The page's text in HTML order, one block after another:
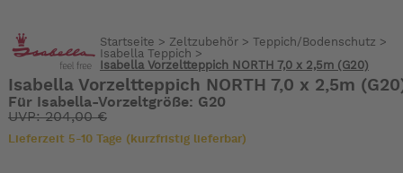
Startseite > Zeltzubehör> Teppich/Bodenschutz >
Isabella Teppich >
Isabella Vorzeltteppich NORTH 7,0 x 2,5m (G20)
Isabella Vorzeltteppich NORTH 7,0 x 2,5m
Für Isabella-Vorzeltgröße: G20
UVP: 204,00 €
Lieferzeit 5-10 Tage (kurzfristig lieferbar)